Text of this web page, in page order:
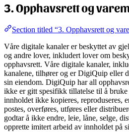
3. Opphavsrett og
Section titled “3. Opphavsrett og
Våre digitale kanaler er beskyttet av
og andre lover, inkludert lover om
opphavsrett. Våre digitale kanaler,
kanalene, tilhører og er DigiQuip eller
sin eiendom. DigiQuip har all
ikke er gitt spesifikk tillatelse til å
innholdet ikke kopieres, reproduseres,
postes, overføres, utføres eller
godtar å ikke endre, leie, låne, selge,
opprette imitert arbeid av innholdet på